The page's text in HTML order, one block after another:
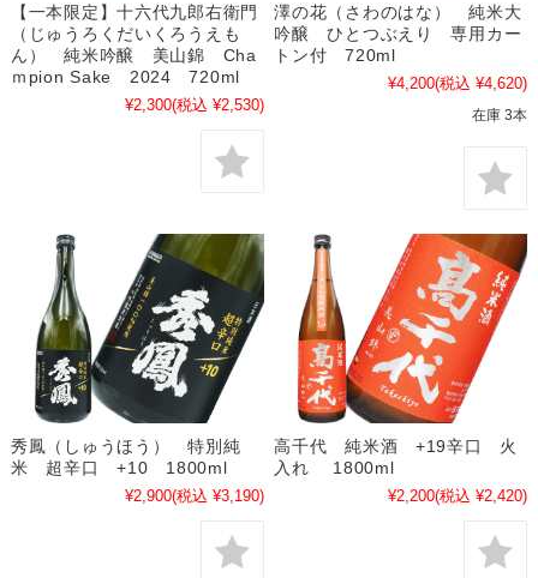
【一本限定】十六代九郎右衛門
（じゅうろくだいくろうえも
ん） 純米吟醸 美山錦 Cha
ｍpion Sake 2024 720ml
¥2,300(税込 ¥2,530)
澤の花（さわのはな） 純米大
吟醸 ひとつぶえり 専用カー
トン付 720ml
¥4,200(税込 ¥4,620)
在庫 3本
秀鳳（しゅうほう） 特別純
米 超辛口 +10 1800ml
¥2,900(税込 ¥3,190)
高千代 純米酒 +19辛口 火
入れ 1800ml
¥2,200(税込 ¥2,420)